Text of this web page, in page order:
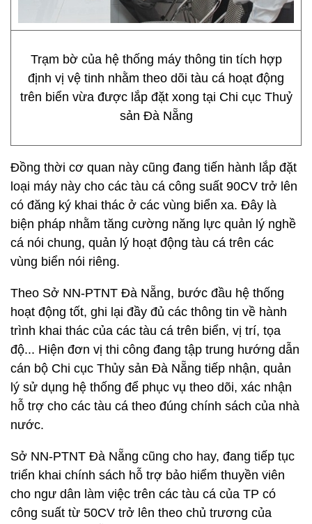
Trạm bờ của hệ thống máy thông tin tích hợp
định vị vệ tinh nhằm theo dõi tàu cá hoạt động
trên biển vừa được lắp đặt xong tại Chi cục Thuỷ
sản Đà Nẵng
Đồng thời cơ quan này cũng đang tiến hành lắp đặt
loại máy này cho các tàu cá công suất 90CV trở lên
có đăng ký khai thác ở các vùng biển xa. Đây là
biện pháp nhằm tăng cường năng lực quản lý nghề
cá nói chung, quản lý hoạt động tàu cá trên các
vùng biển nói riêng.
Theo Sở NN-PTNT Đà Nẵng, bước đầu hệ thống
hoạt động tốt, ghi lại đầy đủ các thông tin về hành
trình khai thác của các tàu cá trên biển, vị trí, tọa
độ... Hiện đơn vị thi công đang tập trung hướng dẫn
cán bộ Chi cục Thủy sản Đà Nẵng tiếp nhận, quản
lý sử dụng hệ thống để phục vụ theo dõi, xác nhận
hỗ trợ cho các tàu cá theo đúng chính sách của nhà
nước.
Sở NN-PTNT Đà Nẵng cũng cho hay, đang tiếp tục
triển khai chính sách hỗ trợ bảo hiểm thuyền viên
cho ngư dân làm việc trên các tàu cá của TP có
công suất từ 50CV trở lên theo chủ trương của